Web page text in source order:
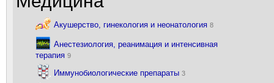
Акушерство, гинекология и неонатология 8
Анестезиология, реанимация и интенсивная
терапия 9
Иммунобиологические препараты 3